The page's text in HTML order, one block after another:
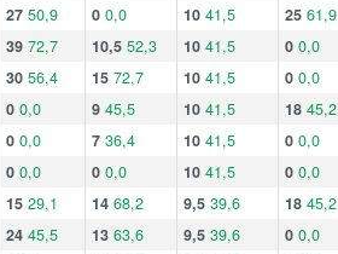
27 50,9 0 0,0 10 41,5 25 61,9
39 72,7 10,5 52,3 10 41,5 0 0,0
30 56,4 15 72,7 10 41,5 0 0,0
0 0,0 9 45,5 10 41,5 18 45,2
0 0,0 7 36,4 10 41,5 0 0,0
0 0,0 0 0,0 10 41,5 0 0,0
15 29,1 14 68,2 9,5 39,6 18 45,2
24 45,5 13 63,6 9,5 39,6 0 0,0